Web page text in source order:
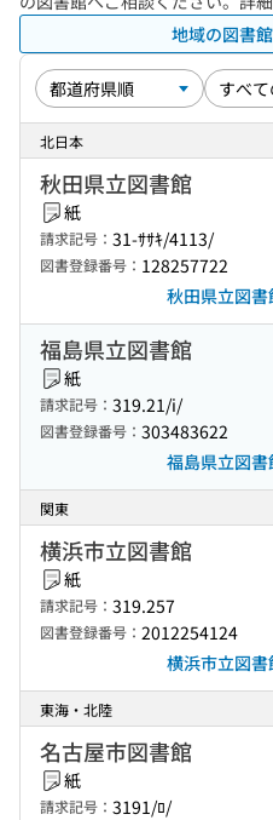
地域の図書
北日本
秋田県立図書館
紙
請求記号： 31-ｻｻｷ/4113/
図書登録番号： 128257722
秋田県立図
福島県立図書館
紙
請求記号： 319.21/i/
図書登録番号： 303483622
福島県立図
関東
横浜市立図書館
紙
請求記号： 319.257
図書登録番号： 2012254124
横浜市立図
東海・北陸
名古屋市図書館
紙
請求記号： 3191/ﾛ/